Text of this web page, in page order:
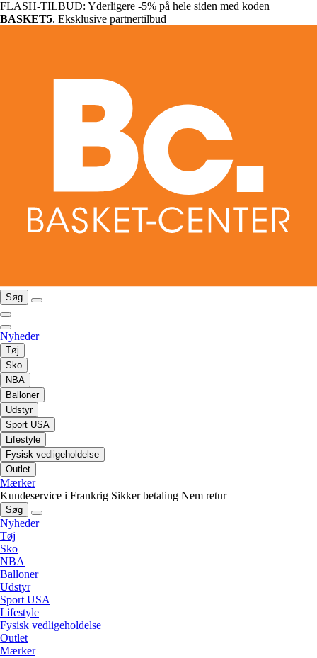
FLASH-TILBUD: Yderligere -5% på hele siden med koden
BASKET5. Eksklusive partnertilbud
Søg
Nyheder
Tøj
Sko
NBA
Balloner
Udstyr
Sport USA
Lifestyle
Fysisk vedligeholdelse
Outlet
Mærker
Kundeservice i Frankrig Sikker betaling Nem retur
Søg
Nyheder
Tøj
Sko
NBA
Balloner
Udstyr
Sport USA
Lifestyle
Fysisk vedligeholdelse
Outlet
Mærker